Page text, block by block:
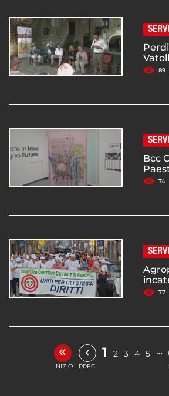
89
Bcc
74
77
«
INIZIO
‹
PREC.
1 2 3 4 5 …